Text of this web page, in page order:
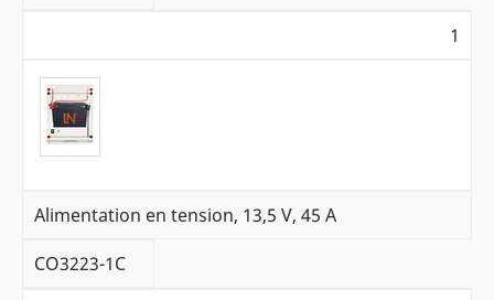
1
Alimentation en tension, 13,5 V, 45 A
CO3223-1C